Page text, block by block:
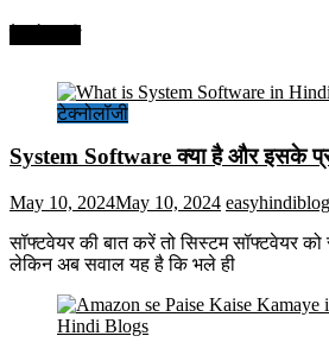
टेक्नोलॉजी
System Software क्या है और इसके
May 10, 2024May 10, 2024
सॉफ्टवेयर की बात करें तो सिस्टम सॉफ्टवेयर
लेकिन अब सवाल यह है कि भले ही